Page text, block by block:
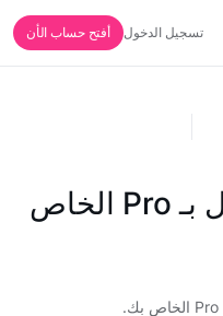
تسجيل الدخول أفتح حساب الأن
لا يمكنني الاتصال بـ Pro الخاص